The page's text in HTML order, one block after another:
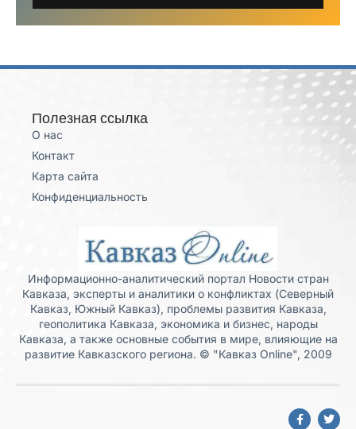
Полезная ссылка
О нас
Контакт
Карта сайта
Конфиденциальность
Информационно-аналитический портал Новости стран
Кавказа, эксперты и аналитики о конфликтах (Северный
Кавказ, Южный Кавказ), проблемы развития Кавказа,
геополитика Кавказа, экономика и бизнес, народы
Кавказа, а также основные события в мире, влияющие на
развитие Кавказского региона. © "Кавказ Online", 2009